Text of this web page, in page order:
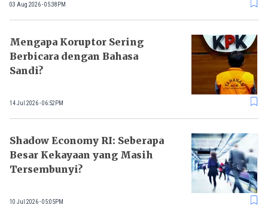
03 Aug 2026 - 05:38PM
Mengapa Koruptor Sering
Berbicara dengan Bahasa
Sandi?
14 Jul 2026 - 06:52PM
Shadow Economy RI: Seberapa
Besar Kekayaan yang Masih
Tersembunyi?
10 Jul 2026 - 05:05PM